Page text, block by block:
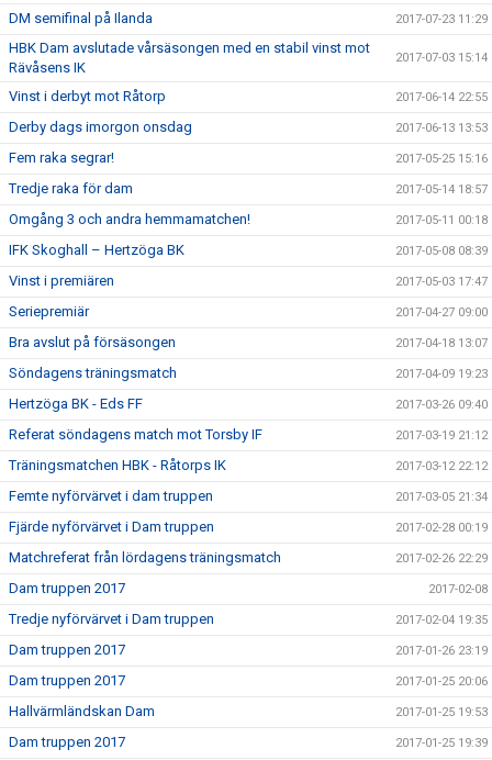
DM semifinal på Ilanda 2017-07-23 11:29
HBK Dam avslutade vårsäsongen med en stabil vinst mot
Rävåsens IK
2017-07-03 15:14
Vinst i derbyt mot Råtorp 2017-06-14 22:55
Derby dags imorgon onsdag 2017-06-13 13:53
Fem raka segrar! 2017-05-25 15:16
Tredje raka för dam 2017-05-14 18:57
Omgång 3 och andra hemmamatchen! 2017-05-11 00:18
IFK Skoghall – Hertzöga BK 2017-05-08 08:39
Vinst i premiären 2017-05-03 17:47
Seriepremiär 2017-04-27 09:00
Bra avslut på försäsongen 2017-04-18 13:07
Söndagens träningsmatch 2017-04-09 19:23
Hertzöga BK - Eds FF 2017-03-26 09:40
Referat söndagens match mot Torsby IF 2017-03-19 21:12
Träningsmatchen HBK - Råtorps IK 2017-03-12 22:12
Femte nyförvärvet i dam truppen 2017-03-05 21:34
Fjärde nyförvärvet i Dam truppen 2017-02-28 00:19
Matchreferat från lördagens träningsmatch 2017-02-26 22:29
Dam truppen 2017 2017-02-08
Tredje nyförvärvet i Dam truppen 2017-02-04 19:35
Dam truppen 2017 2017-01-26 23:19
Dam truppen 2017 2017-01-25 20:06
Hallvärmländskan Dam 2017-01-25 19:53
Dam truppen 2017 2017-01-25 19:39